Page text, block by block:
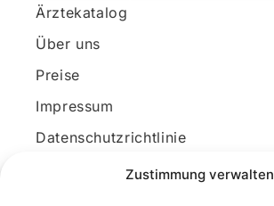
Zustimmung verwalten
Ärztekatalog
Über uns
Preise
Impressum
Datenschutzrichtlinie
Kundenkonto